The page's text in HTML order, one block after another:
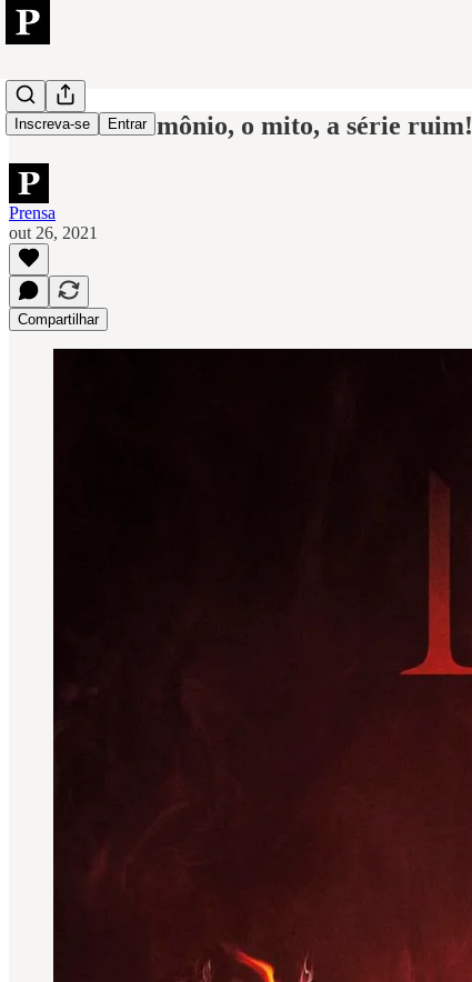
Inscreva-se Entrar
Lúcifer: o demônio, o mito, a série ruim!
Prensa
out 26, 2021
Compartilhar